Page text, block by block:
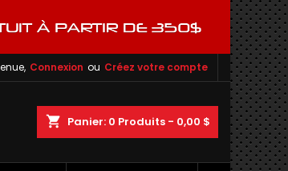
Connexion ou Créez votre compte
shopping_cart Panier: 0 Produits - 0,00 $